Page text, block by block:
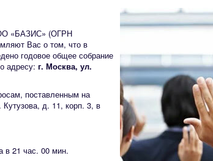
«БАЗИС» (ОГРН
Вас о том, что в
годовое общее собрание
адресу: г. Москва, ул.
поставленным на
д. 11, корп. 3, в
в 21 час. 00 мин.